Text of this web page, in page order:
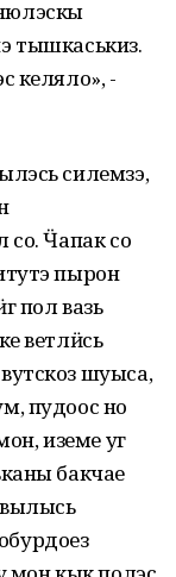
тышкаськиз.
келяло», -
силемзэ,
со. Ӵапак со
пырон
пол вазь
ветлӥсь
шуыса,
пудоос но
иземе уг
бакчае